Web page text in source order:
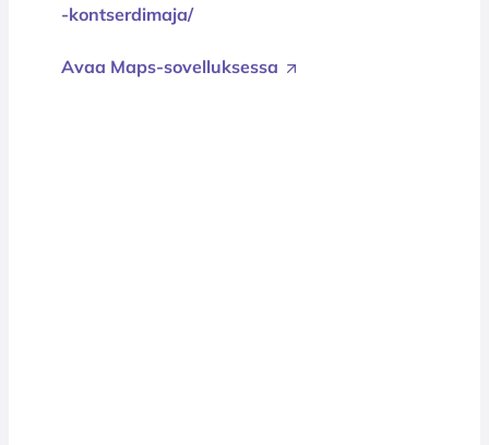
-kontserdimaja/
Avaa Maps-sovelluksessa